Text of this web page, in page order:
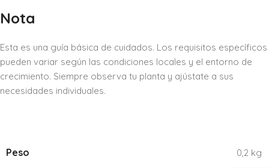
Nota
Esta es una guía básica de cuidados. Los requisitos específicos
pueden variar según las condiciones locales y el entorno de
crecimiento. Siempre observa tu planta y ajústate a sus
necesidades individuales.
Peso 0,2 kg